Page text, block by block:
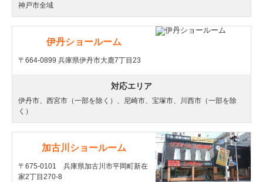
神戸市全域
伊丹ショールーム
〒664-0899 兵庫県伊丹市大鹿7丁目23
対応エリア
伊丹市、西宮市（一部を除く）、尼崎市、宝塚市、川西市（一部を除
く）
加古川ショールーム
〒675-0101 兵庫県加古川市平岡町新在
家2丁目270-8